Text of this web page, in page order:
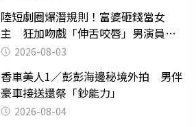
陸短劇圈爆潛規則！富婆砸錢當女
主 狂加吻戲「伸舌咬唇」男演員崩
潰 2026-08-03
香車美人1／彭彭海邊秘境外拍 男伴
豪車接送還祭「鈔能力」
2026-08-04